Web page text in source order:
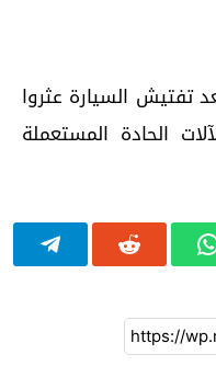
تفتيش السيارة عثروا
الحادة المستعملة